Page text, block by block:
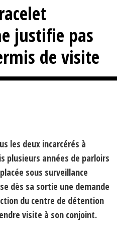
justifie pas
de visite
les deux incarcérés à
plusieurs années de parloirs
sous surveillance
dès sa sortie une demande
du centre de détention
visite à son conjoint.